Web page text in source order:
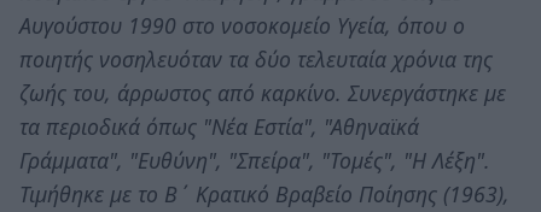
Αυγούστου 1990 στο νοσοκομείο Υγεία, όπου ο
ποιητής νοσηλευόταν τα δύο τελευταία χρόνια της
ζωής του, άρρωστος από καρκίνο. Συνεργάστηκε με
τα περιοδικά όπως "Νέα Εστία", "Αθηναϊκά
Γράμματα", "Ευθύνη", "Σπείρα", "Τομές", "Η Λέξη".
Τιμήθηκε με το Β΄ Κρατικό Βραβείο Ποίησης (1963),